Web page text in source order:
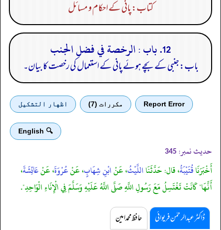
کتاب: پانی کے احکام و مسائل
12. باب : الرخصة في فضل الجنب
باب: جنبی کے بچے ہوئے پانی کے استعمال کی رخصت کا بیان۔
Report Error مكررات (7) اظهار التشكيل
🔍 English
حدیث نمبر: 345
أَخْبَرَنَاقُتَيْبَةُ، قال: حَدَّثَنَااللَّيْثُ، عَنْابْنِ شِهَابٍ، عَنْعُرْوَةَ، عَنْعَائِشَةَ،
أَنَّهَا" كَانَتْ تَغْتَسِلُ مَعَ رَسُولِ اللَّهِ صَلَّى اللَّهُ عَلَيْهِ وَسَلَّمَ فِي الْإِنَاءِ الْوَاحِدِ".
ڈاکٹر عبدالرحمٰن فریوائی حافظ محمد امین